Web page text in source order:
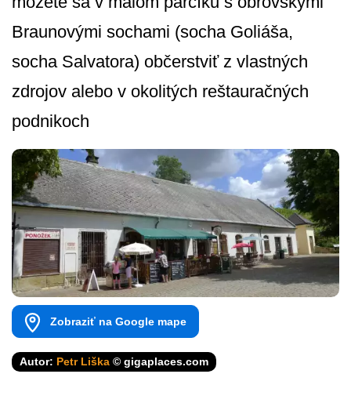
Braunovými sochami (socha Goliáša,
socha Salvatora) občerstviť z vlastných
zdrojov alebo v okolitých reštauračných
podnikoch
Zobraziť na Google mape
Autor: Petr Liška © gigaplaces.com